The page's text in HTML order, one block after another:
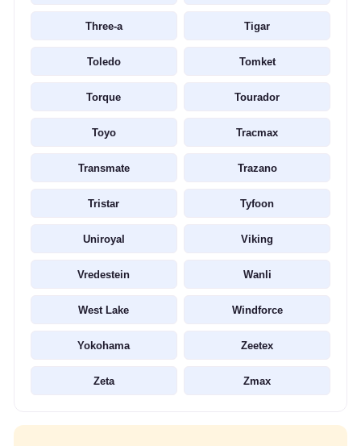
Three-a Tigar
Toledo Tomket
Torque Tourador
Toyo Tracmax
Transmate Trazano
Tristar Tyfoon
Uniroyal Viking
Vredestein Wanli
West Lake Windforce
Yokohama Zeetex
Zeta Zmax